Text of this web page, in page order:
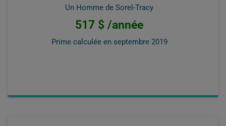
Un Homme de Sorel-Tracy
517 $ /année
Prime calculée en septembre 2019